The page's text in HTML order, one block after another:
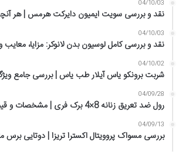
04/10/03
نقد و بررسی سویت ایمیون دایرکت هرمس | هر آنچه
04/10/03
نقد و بررسی کامل لوسیون بدن لانوکر: مزایا،
04/10/02
شربت برونکو یاس آیلار طب یاس | بررسی جامع
04/09/28
رول ضد تعریق زنانه 8×4 برک فری | مشخصات و قیمت
04/09/13
بررسی مسواک پروویتال اکسترا تریزا | دوتایی